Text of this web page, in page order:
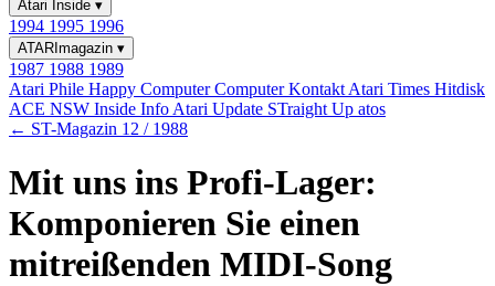
Atari Inside ▾
1994 1995 1996
ATARImagazin ▾
1987 1988 1989
Atari Phile Happy ComputerComputer Kontakt Atari Times Hitdisk
ACE NSW Inside Info Atari Update STraight Up atos
← ST-Magazin 12 / 1988
Mit uns ins Profi-Lager:
Komponieren Sie einen
mitreißenden MIDI-Song